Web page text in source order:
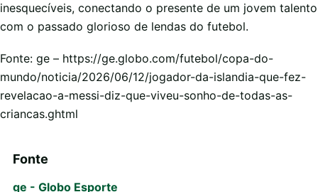
inesquecíveis, conectando o presente de um jovem talento
com o passado glorioso de lendas do futebol.
Fonte: ge – https://ge.globo.com/futebol/copa-do-
mundo/noticia/2026/06/12/jogador-da-islandia-que-fez-
revelacao-a-messi-diz-que-viveu-sonho-de-todas-as-
criancas.ghtml
Fonte
ge - Globo Esporte